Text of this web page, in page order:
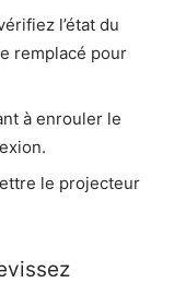
l’état du
remplacé pour
à enrouler le
le projecteur